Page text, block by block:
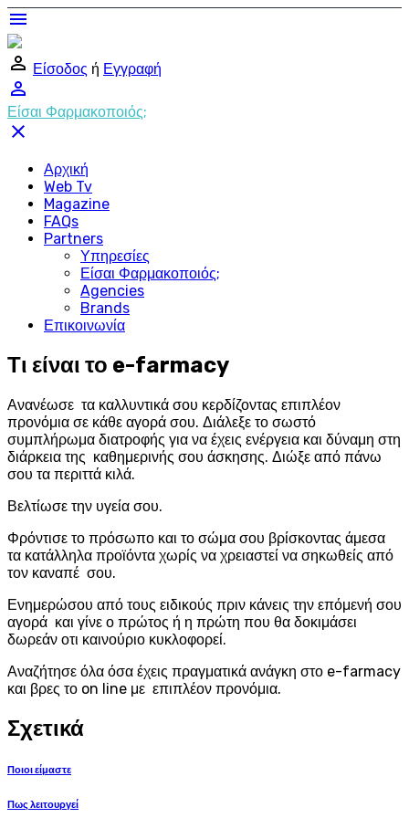
menu
perm_identity Είσοδος ή Εγγραφή
perm_identity
Είσαι Φαρμακοποιός;
close
Αρχική
Web Tv
Magazine
FAQs
Partners
Υπηρεσίες
Είσαι Φαρμακοποιός;
Agencies
Brands
Επικοινωνία
Τι είναι το e-farmacy
Ανανέωσε τα καλλυντικά σου κερδίζοντας επιπλέον
προνόμια σε κάθε αγορά σου. Διάλεξε το σωστό
συμπλήρωμα διατροφής για να έχεις ενέργεια και δύναμη στη
διάρκεια της καθημερινής σου άσκησης. Διώξε από πάνω
σου τα περιττά κιλά.
Βελτίωσε την υγεία σου.
Φρόντισε το πρόσωπο και το σώμα σου βρίσκοντας άμεσα
τα κατάλληλα προϊόντα χωρίς να χρειαστεί να σηκωθείς από
τον καναπέ σου.
Ενημερώσου από τους ειδικούς πριν κάνεις την επόμενή σου
αγορά και γίνε ο πρώτος ή η πρώτη που θα δοκιμάσει
δωρεάν οτι καινούριο κυκλοφορεί.
Αναζήτησε όλα όσα έχεις πραγματικά ανάγκη στο e-farmacy
και βρες το on line με επιπλέον προνόμια.
Σχετικά
Ποιοι είμαστε
Πως λειτουργεί